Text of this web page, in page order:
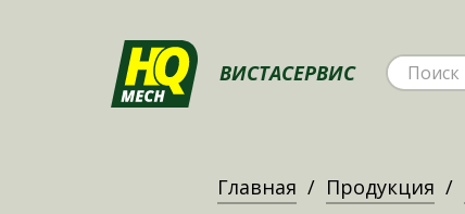
ВИСТАСЕРВИС
Главная Продукция